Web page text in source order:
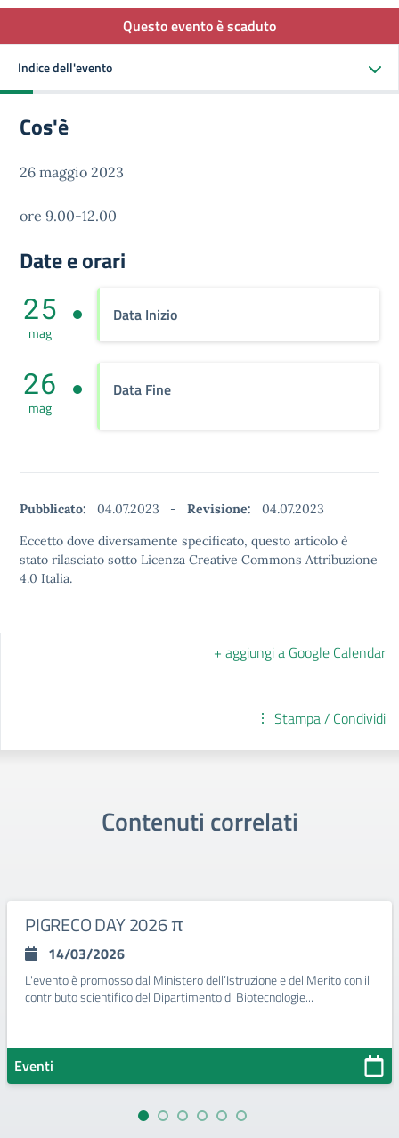
Questo evento è scaduto
Indice dell'evento
Cos'è
26 maggio 2023
ore 9.00-12.00
Date e orari
Data Inizio
25
mag
Data Fine
26
mag
Pubblicato: 04.07.2023 - Revisione:
04.07.2023
Eccetto dove diversamente specificato, questo articolo è
stato rilasciato sotto Licenza Creative Commons Attribuzione
4.0 Italia.
+ aggiungi a Google Calendar
Stampa / Condividi
Contenuti correlati
PIGRECO DAY 2026 π
14/03/2026
L'evento è promosso dal Ministero dell’Istruzione e del Merito con il
contributo scientifico del Dipartimento di Biotecnologie...
Eventi